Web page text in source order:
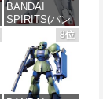
BANDAI
SPIRITS(バン
ダイ スピリッ
ツ) HGAW 機
動新世紀ガン
ダムX ガンダ
ムエアマスタ
ー 1/144スケー
8位